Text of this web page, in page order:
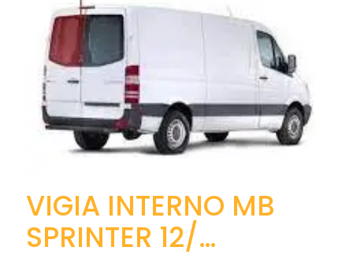
VIGIA INTERNO MB
SPRINTER 12/…